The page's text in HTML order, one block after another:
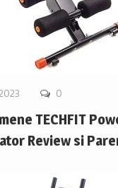
0
TECHFIT
Review si